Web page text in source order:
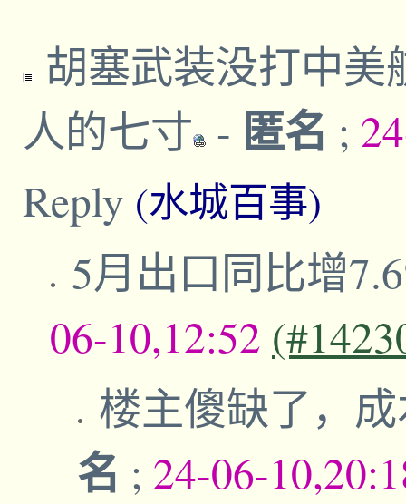
胡塞武装没打中美
人的七寸 - 匿名 ;
Reply (水城百事)
5月出口同比增
06-10,12:52
楼主傻缺了，
名 ; 24-06-